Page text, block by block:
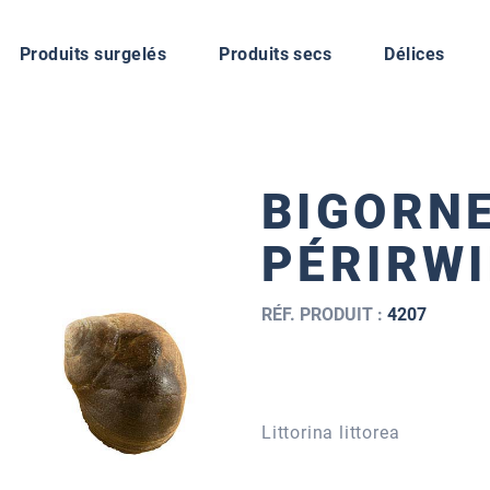
Produits surgelés
Produits secs Délices
RÉF. PRODUIT : 4207
Littorina littorea